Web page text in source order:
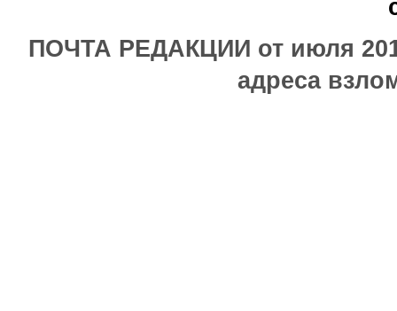
ПОЧТА РЕДАКЦИИ от июля
адреса